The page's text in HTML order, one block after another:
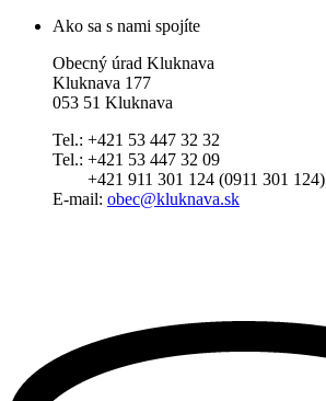
Ako sa s nami spojíte
Obecný úrad Kluknava
Kluknava 177
053 51 Kluknava
Tel.: +421 53 447 32 32
Tel.: +421 53 447 32 09
+421 911 301 124 (0911 301 124)
E-mail: obec@kluknava.sk